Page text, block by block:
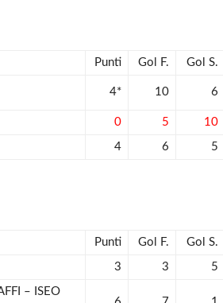
Punti Gol F. Gol S.
4* 10 6
0 5 10
4 6 5
Punti Gol F. Gol S.
3 3 5
– ISEO